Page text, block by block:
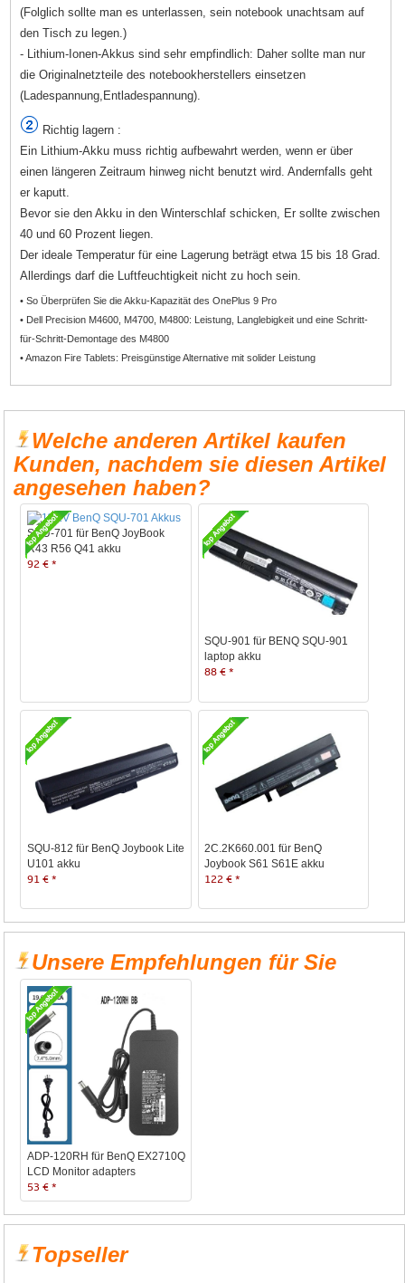
(Folglich sollte man es unterlassen, sein notebook unachtsam auf
den Tisch zu legen.)
- Lithium-Ionen-Akkus sind sehr empfindlich: Daher sollte man nur
die Originalnetzteile des notebookherstellers einsetzen
(Ladespannung,Entladespannung).
Richtig lagern :
Ein Lithium-Akku muss richtig aufbewahrt werden, wenn er über
einen längeren Zeitraum hinweg nicht benutzt wird. Andernfalls geht
er kaputt.
Bevor sie den Akku in den Winterschlaf schicken, Er sollte zwischen
40 und 60 Prozent liegen.
Der ideale Temperatur für eine Lagerung beträgt etwa 15 bis 18 Grad.
Allerdings darf die Luftfeuchtigkeit nicht zu hoch sein.
• So Überprüfen Sie die Akku-Kapazität des OnePlus 9 Pro
• Dell Precision M4600, M4700, M4800: Leistung, Langlebigkeit und eine Schritt-
für-Schritt-Demontage des M4800
• Amazon Fire Tablets: Preisgünstige Alternative mit solider Leistung
Welche anderen Artikel kaufen
Kunden, nachdem sie diesen Artikel
angesehen haben?
SQU-701 für BenQ JoyBook
R43 R56 Q41 akku
92 € *
SQU-901 für BENQ SQU-901
laptop akku
88 € *
SQU-812 für BenQ Joybook Lite
U101 akku
91 € *
2C.2K660.001 für BenQ
Joybook S61 S61E akku
122 € *
Unsere Empfehlungen für Sie
ADP-120RH für BenQ EX2710Q
LCD Monitor adapters
53 € *
Topseller